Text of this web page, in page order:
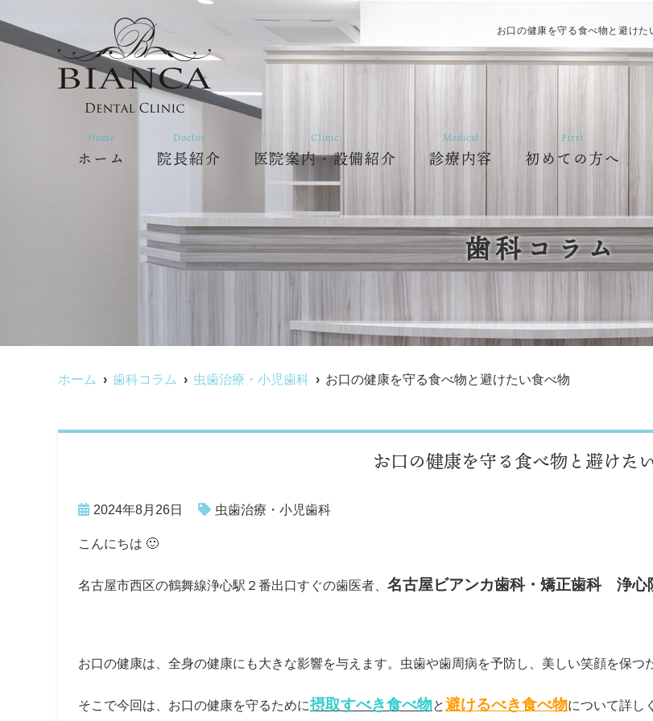
お口の健康を守る食べ物と避け
Home
ホーム
Doctor
院長紹介
Clinic
医院案内・設備紹介
Medical
診療内容
First
初めての方へ
歯科コラム
ホーム 歯科コラム 虫歯治療・小児歯科 お口の健康を守る食べ物と避けたい食べ物
お口の健康を守る食べ物と避けた
2024年8月26日 虫歯治療・小児歯科
こんにちは 🙂
名古屋市西区の鶴舞線浄心駅２番出口すぐの歯医者、 名古屋ビアンカ歯科・矯正歯科 浄心
お口の健康は、全身の健康にも大きな影響を与えます。虫歯や歯周病を予防し、美しい笑顔を保つ
そこで今回は、お口の健康を守るために摂取すべき食べ物と避けるべき食べ物について詳し